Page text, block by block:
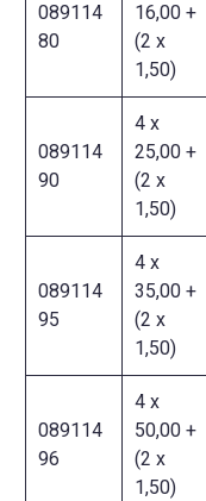
089114
80
16,00 +
(2 x
1,50)
089114
90
4 x
25,00 +
(2 x
1,50)
089114
95
4 x
35,00 +
(2 x
1,50)
089114
96
4 x
50,00 +
(2 x
1,50)